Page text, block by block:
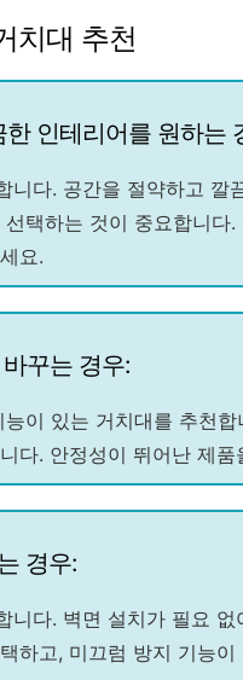
치대 추천
인테리어를 원하는
니다. 공간을 절약하고
택하는 것이 중요합니
요.
꾸는 경우:
이 있는 거치대를 추천
다. 안정성이 뛰어난 제
경우:
니다. 벽면 설치가 필요
하고, 미끄럼 방지 기능